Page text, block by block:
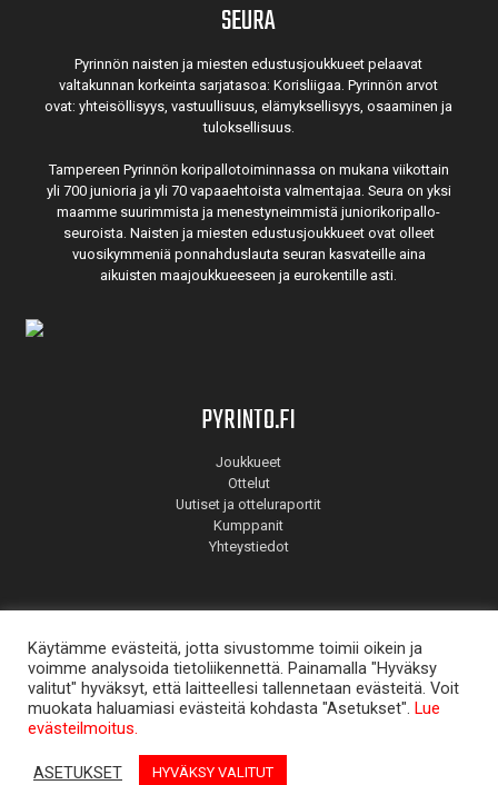
SEURA
Pyrinnön naisten ja miesten edustusjoukkueet pelaavat
valtakunnan korkeinta sarjatasoa: Korisliigaa. Pyrinnön arvot
ovat: yhteisöl­lisyys, vastuul­lisuus, elämyk­sellisyys, osaaminen ja
tulok­sellisuus.
Tampereen Pyrinnön kori­pallo­toimin­nassa on mukana viikottain
yli 700 junioria ja yli 70 vapaa­ehtoista valmen­tajaa. Seura on yksi
maamme suurim­mista ja menes­tyneim­mistä juni­ori­kori­pallo­
seuroista. Naisten ja miesten edustus­joukkueet ovat olleet
vuosi­kymmeniä ponnahdus­lauta seuran kasvateille aina
aikuisten maa­joukkueeseen ja euro­kentille asti.
PYRINTO.FI
Joukkueet
Ottelut
Uutiset ja otteluraportit
Kumppanit
Yhteystiedot
© Pyrintö 2026. SuunnitellutMainostoimisto Aate.
Käytämme evästeitä, jotta sivustomme toimii oikein ja
voimme analysoida tietoliikennettä. Painamalla "Hyväksy
valitut" hyväksyt, että laitteellesi tallennetaan evästeitä. Voit
muokata haluamiasi evästeitä kohdasta "Asetukset". Lue
evästeilmoitus.
ASETUKSET HYVÄKSY VALITUT